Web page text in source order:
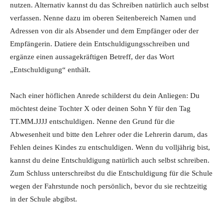
nutzen. Alternativ kannst du das Schreiben natürlich auch selbst
verfassen. Nenne dazu im oberen Seitenbereich Namen und
Adressen von dir als Absender und dem Empfänger oder der
Empfängerin. Datiere dein Entschuldigungsschreiben und
ergänze einen aussagekräftigen Betreff, der das Wort
„Entschuldigung“ enthält.
Nach einer höflichen Anrede schilderst du dein Anliegen: Du
möchtest deine Tochter X oder deinen Sohn Y für den Tag
TT.MM.JJJJ entschuldigen. Nenne den Grund für die
Abwesenheit und bitte den Lehrer oder die Lehrerin darum, das
Fehlen deines Kindes zu entschuldigen. Wenn du volljährig bist,
kannst du deine Entschuldigung natürlich auch selbst schreiben.
Zum Schluss unterschreibst du die Entschuldigung für die Schule
wegen der Fahrstunde noch persönlich, bevor du sie rechtzeitig
in der Schule abgibst.